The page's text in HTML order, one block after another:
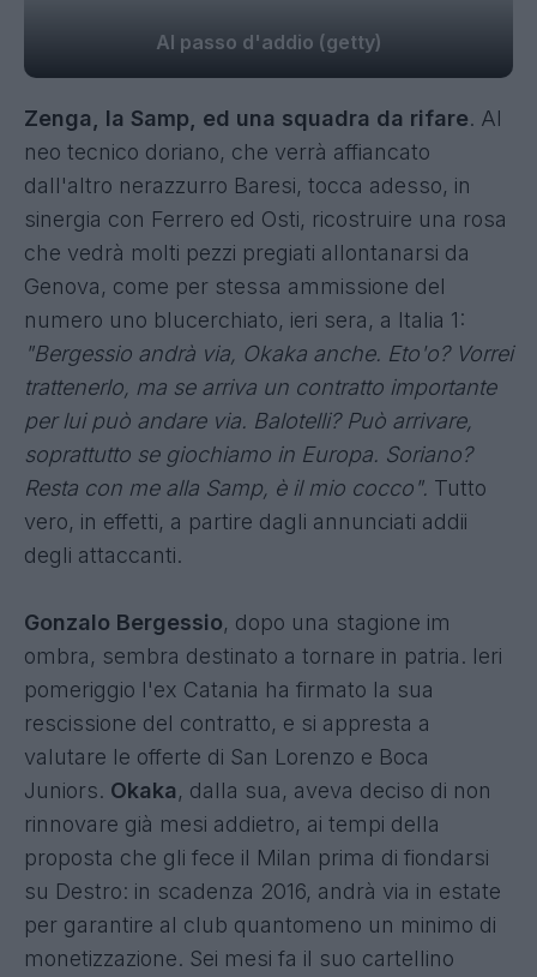
Al passo d'addio (getty)
Zenga, la Samp, ed una squadra da rifare. Al
neo tecnico doriano, che verrà affiancato
dall'altro nerazzurro Baresi, tocca adesso, in
sinergia con Ferrero ed Osti, ricostruire una rosa
che vedrà molti pezzi pregiati allontanarsi da
Genova, come per stessa ammissione del
numero uno blucerchiato, ieri sera, a Italia 1:
"Bergessio andrà via, Okaka anche. Eto'o? Vorrei
trattenerlo, ma se arriva un contratto importante
per lui può andare via. Balotelli? Può arrivare,
soprattutto se giochiamo in Europa. Soriano?
Resta con me alla Samp, è il mio cocco". Tutto
vero, in effetti, a partire dagli annunciati addii
degli attaccanti.
Gonzalo Bergessio, dopo una stagione im
ombra, sembra destinato a tornare in patria. Ieri
pomeriggio l'ex Catania ha firmato la sua
rescissione del contratto, e si appresta a
valutare le offerte di San Lorenzo e Boca
Juniors. Okaka, dalla sua, aveva deciso di non
rinnovare già mesi addietro, ai tempi della
proposta che gli fece il Milan prima di fiondarsi
su Destro: in scadenza 2016, andrà via in estate
per garantire al club quantomeno un minimo di
monetizzazione. Sei mesi fa il suo cartellino